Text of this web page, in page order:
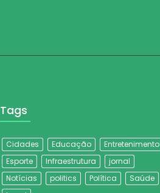
Tags
Cidades Educação
Entretenimento
Esporte
Infraestrutura
jornal
Notícias
politics Política
Saúde